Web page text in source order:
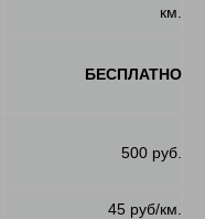
км.
БЕСПЛАТНО
500 руб.
45 руб/км.